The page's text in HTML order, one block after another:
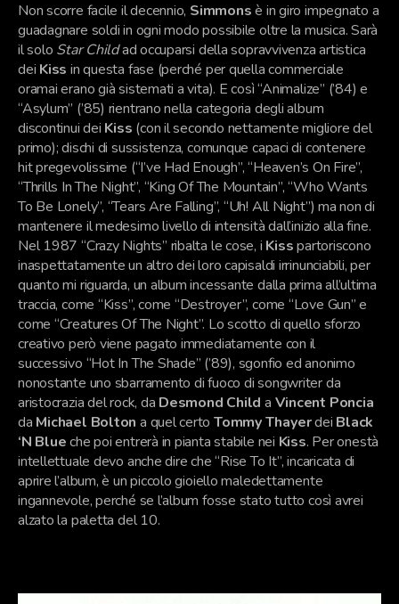
Non scorre facile il decennio, Simmonsè in giro impegnato a
guadagnare soldi in ogni modo possibile oltre la musica. Sarà
il solo Star Childad occuparsi della sopravvivenza artistica
dei Kiss in questa fase (perché per quella commerciale
oramai erano già sistemati a vita). E così “Animalize” (’84) e
“Asylum” (’85) rientrano nella categoria degli album
discontinui dei Kiss (con il secondo nettamente migliore del
primo); dischi di sussistenza, comunque capaci di contenere
hit pregevolissime (“I’ve Had Enough”, “Heaven’s On Fire”,
“Thrills In The Night”, “King Of The Mountain”, “Who Wants
To Be Lonely”, “Tears Are Falling”, “Uh! All Night”) ma non di
mantenere il medesimo livello di intensità dall’inizio alla fine.
Nel 1987 “Crazy Nights” ribalta le cose, i Kisspartoriscono
inaspettatamente un altro dei loro capisaldi irrinunciabili, per
quanto mi riguarda, un album incessante dalla prima all’ultima
traccia, come “Kiss”, come “Destroyer”, come “Love Gun” e
come “Creatures Of The Night”. Lo scotto di quello sforzo
creativo però viene pagato immediatamente con il
successivo “Hot In The Shade” (’89), sgonfio ed anonimo
nonostante uno sbarramento di fuoco di songwriter da
aristocrazia del rock, da Desmond Child a Vincent Poncia
da Michael Bolton a quel certoTommy Thayerdei Black
‘N Blueche poi entrerà in pianta stabile nei Kiss. Per onestà
intellettuale devo anche dire che “Rise To It”, incaricata di
aprire l’album, è un piccolo gioiello maledettamente
ingannevole, perché se l’album fosse stato tutto così avrei
alzato la paletta del 10.